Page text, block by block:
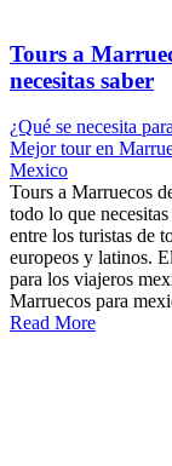
Tours a
necesitas saber
¿Qué se necesita
Mejor tour en
Mexico
Tours a Marruecos
todo lo que
entre los turistas de
europeos y latinos.
para los viajeros
Marruecos para
Read More